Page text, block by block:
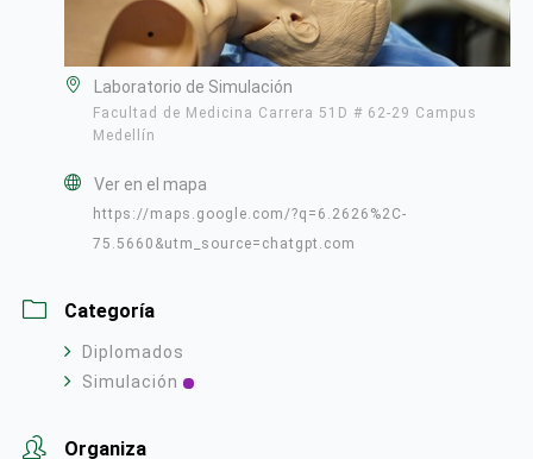
Laboratorio de Simulación
Facultad de Medicina Carrera 51D # 62-29 Campus
Medellín
Ver en el mapa
https://maps.google.com/?q=6.2626%2C-
75.5660&utm_source=chatgpt.com
Categoría
Diplomados
Simulación
Organiza